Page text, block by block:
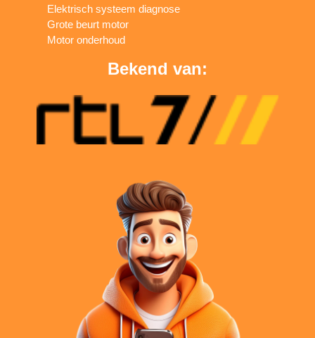
Elektrisch systeem diagnose
Grote beurt motor
Motor onderhoud
Bekend van: